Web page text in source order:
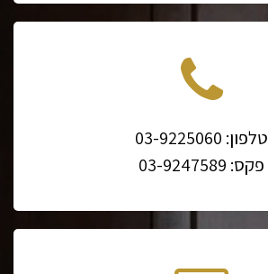
טלפון: 03-9225060
פקס: 03-9247589